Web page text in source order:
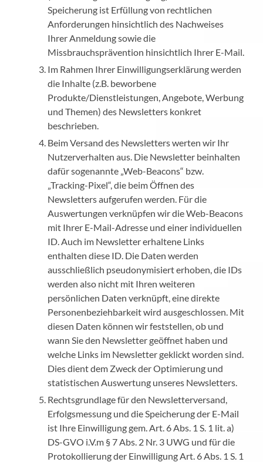
Speicherung ist Erfüllung von rechtlichen
Anforderungen hinsichtlich des Nachweises
Ihrer Anmeldung sowie die
Missbrauchsprävention hinsichtlich Ihrer E-Mail.
Im Rahmen Ihrer Einwilligungserklärung werden
die Inhalte (z.B. beworbene
Produkte/Dienstleistungen, Angebote, Werbung
und Themen) des Newsletters konkret
beschrieben.
Beim Versand des Newsletters werten wir Ihr
Nutzerverhalten aus. Die Newsletter beinhalten
dafür sogenannte „Web-Beacons“ bzw.
„Tracking-Pixel“, die beim Öffnen des
Newsletters aufgerufen werden. Für die
Auswertungen verknüpfen wir die Web-Beacons
mit Ihrer E-Mail-Adresse und einer individuellen
ID. Auch im Newsletter erhaltene Links
enthalten diese ID. Die Daten werden
ausschließlich pseudonymisiert erhoben, die IDs
werden also nicht mit Ihren weiteren
persönlichen Daten verknüpft, eine direkte
Personenbeziehbarkeit wird ausgeschlossen. Mit
diesen Daten können wir feststellen, ob und
wann Sie den Newsletter geöffnet haben und
welche Links im Newsletter geklickt worden sind.
Dies dient dem Zweck der Optimierung und
statistischen Auswertung unseres Newsletters.
Rechtsgrundlage für den Newsletterversand,
Erfolgsmessung und die Speicherung der E-Mail
ist Ihre Einwilligung gem. Art. 6 Abs. 1 S. 1 lit. a)
DS-GVO i.V.m § 7 Abs. 2 Nr. 3 UWG und für die
Protokollierung der Einwilligung Art. 6 Abs. 1 S. 1